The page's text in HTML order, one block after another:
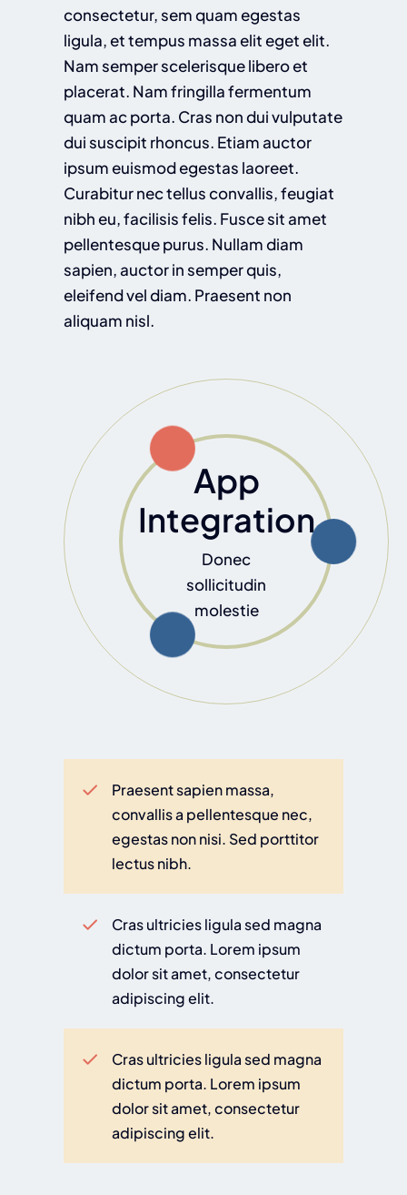
consectetur, sem quam egestas
ligula, et tempus massa elit eget elit.
Nam semper scelerisque libero et
placerat. Nam fringilla fermentum
quam ac porta. Cras non dui vulputate
dui suscipit rhoncus. Etiam auctor
ipsum euismod egestas laoreet.
Curabitur nec tellus convallis, feugiat
nibh eu, facilisis felis. Fusce sit amet
pellentesque purus. Nullam diam
sapien, auctor in semper quis,
eleifend vel diam. Praesent non
aliquam nisl.
App
Integration
Donec
sollicitudin
molestie
Praesent sapien massa,
convallis a pellentesque nec,
egestas non nisi. Sed porttitor
lectus nibh.
Cras ultricies ligula sed magna
dictum porta. Lorem ipsum
dolor sit amet, consectetur
adipiscing elit.
Cras ultricies ligula sed magna
dictum porta. Lorem ipsum
dolor sit amet, consectetur
adipiscing elit.